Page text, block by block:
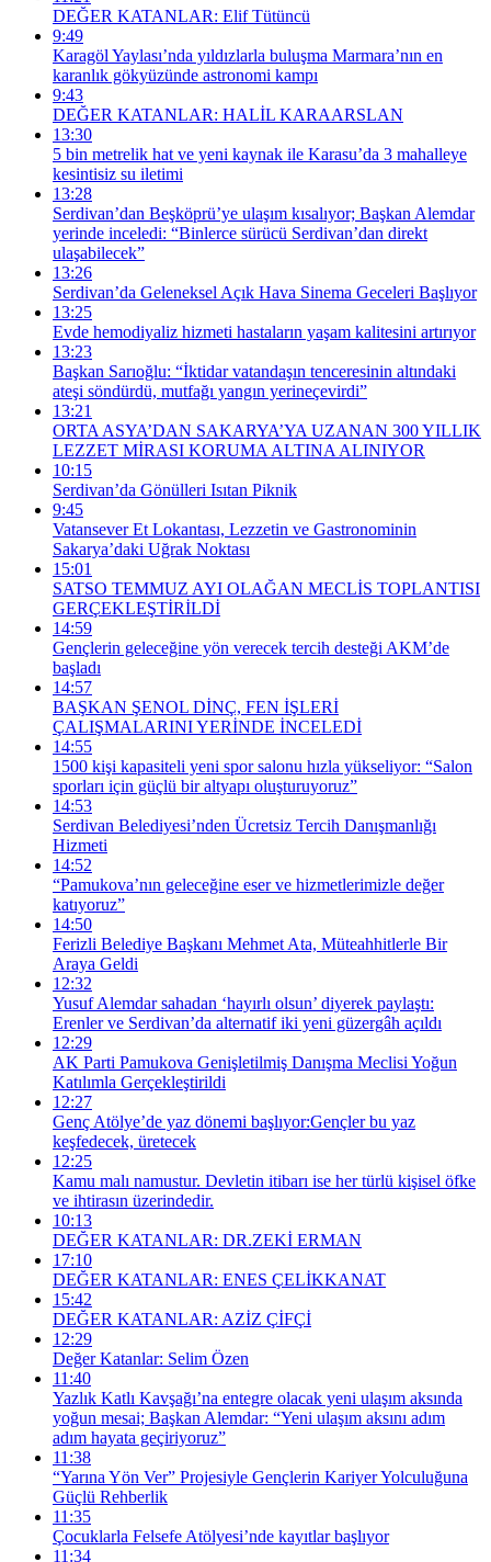
DEĞER KATANLAR: Elif Tütüncü
9:49
Karagöl Yaylası’nda yıldızlarla buluşma Marmara’nın en
karanlık gökyüzünde astronomi kampı
9:43
DEĞER KATANLAR: HALİL KARAARSLAN
13:30
5 bin metrelik hat ve yeni kaynak ile Karasu’da 3 mahalleye
kesintisiz su iletimi
13:28
Serdivan’dan Beşköprü’ye ulaşım kısalıyor; Başkan Alemdar
yerinde inceledi: “Binlerce sürücü Serdivan’dan direkt
ulaşabilecek”
13:26
Serdivan’da Geleneksel Açık Hava Sinema Geceleri Başlıyor
13:25
Evde hemodiyaliz hizmeti hastaların yaşam kalitesini artırıyor
13:23
Başkan Sarıoğlu: “İktidar vatandaşın tenceresinin altındaki
ateşi söndürdü, mutfağı yangın yerineçevirdi”
13:21
ORTA ASYA’DAN SAKARYA’YA UZANAN 300 YILLIK
LEZZET MİRASI KORUMA ALTINA ALINIYOR
10:15
Serdivan’da Gönülleri Isıtan Piknik
9:45
Vatansever Et Lokantası, Lezzetin ve Gastronominin
Sakarya’daki Uğrak Noktası
15:01
SATSO TEMMUZ AYI OLAĞAN MECLİS TOPLANTISI
GERÇEKLEŞTİRİLDİ
14:59
Gençlerin geleceğine yön verecek tercih desteği AKM’de
başladı
14:57
BAŞKAN ŞENOL DİNÇ, FEN İŞLERİ
ÇALIŞMALARINI YERİNDE İNCELEDİ
14:55
1500 kişi kapasiteli yeni spor salonu hızla yükseliyor: “Salon
sporları için güçlü bir altyapı oluşturuyoruz”
14:53
Serdivan Belediyesi’nden Ücretsiz Tercih Danışmanlığı
Hizmeti
14:52
“Pamukova’nın geleceğine eser ve hizmetlerimizle değer
katıyoruz”
14:50
Ferizli Belediye Başkanı Mehmet Ata, Müteahhitlerle Bir
Araya Geldi
12:32
Yusuf Alemdar sahadan ‘hayırlı olsun’ diyerek paylaştı:
Erenler ve Serdivan’da alternatif iki yeni güzergâh açıldı
12:29
AK Parti Pamukova Genişletilmiş Danışma Meclisi Yoğun
Katılımla Gerçekleştirildi
12:27
Genç Atölye’de yaz dönemi başlıyor:Gençler bu yaz
keşfedecek, üretecek
12:25
Kamu malı namustur. Devletin itibarı ise her türlü kişisel öfke
ve ihtirasın üzerindedir.
10:13
DEĞER KATANLAR: DR.ZEKİ ERMAN
17:10
DEĞER KATANLAR: ENES ÇELİKKANAT
15:42
DEĞER KATANLAR: AZİZ ÇİFÇİ
12:29
Değer Katanlar: Selim Özen
11:40
Yazlık Katlı Kavşağı’na entegre olacak yeni ulaşım aksında
yoğun mesai; Başkan Alemdar: “Yeni ulaşım aksını adım
adım hayata geçiriyoruz”
11:38
“Yarına Yön Ver” Projesiyle Gençlerin Kariyer Yolculuğuna
Güçlü Rehberlik
11:35
Çocuklarla Felsefe Atölyesi’nde kayıtlar başlıyor
11:34